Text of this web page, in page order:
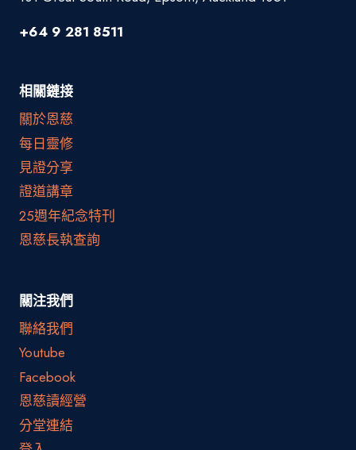
+64 9 281 8511
相關鏈接
關於恩慈
每日靈修
見證分享
證道講章
25週年紀念特刊
恩慈長執查詢
關注我們
聯絡我們
Youtube
Facebook
恩慈讀經營
分堂連結